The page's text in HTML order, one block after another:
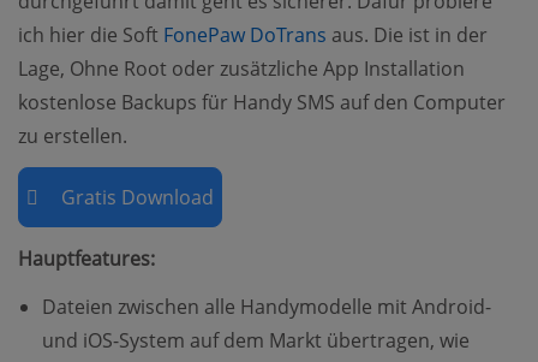
ich hier die Soft FonePaw DoTrans aus. Die ist in der
Lage, Ohne Root oder zusätzliche App Installation
kostenlose Backups für Handy SMS auf den Computer
zu erstellen.
Gratis Download
Hauptfeatures:
Dateien zwischen alle Handymodelle mit Android-
und iOS-System auf dem Markt übertragen, wie